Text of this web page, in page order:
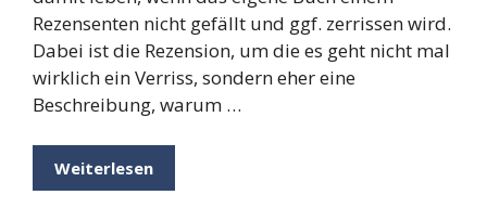
Rezensenten nicht gefällt und ggf. zerrissen wird.
Dabei ist die Rezension, um die es geht nicht mal
wirklich ein Verriss, sondern eher eine
Beschreibung, warum …
Weiterlesen